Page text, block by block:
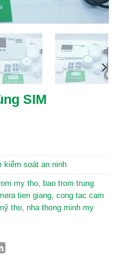
SIM
kiểm soát an ninh
my tho bao trom trung
tien giang cong tac cam
tho nha thong minh my